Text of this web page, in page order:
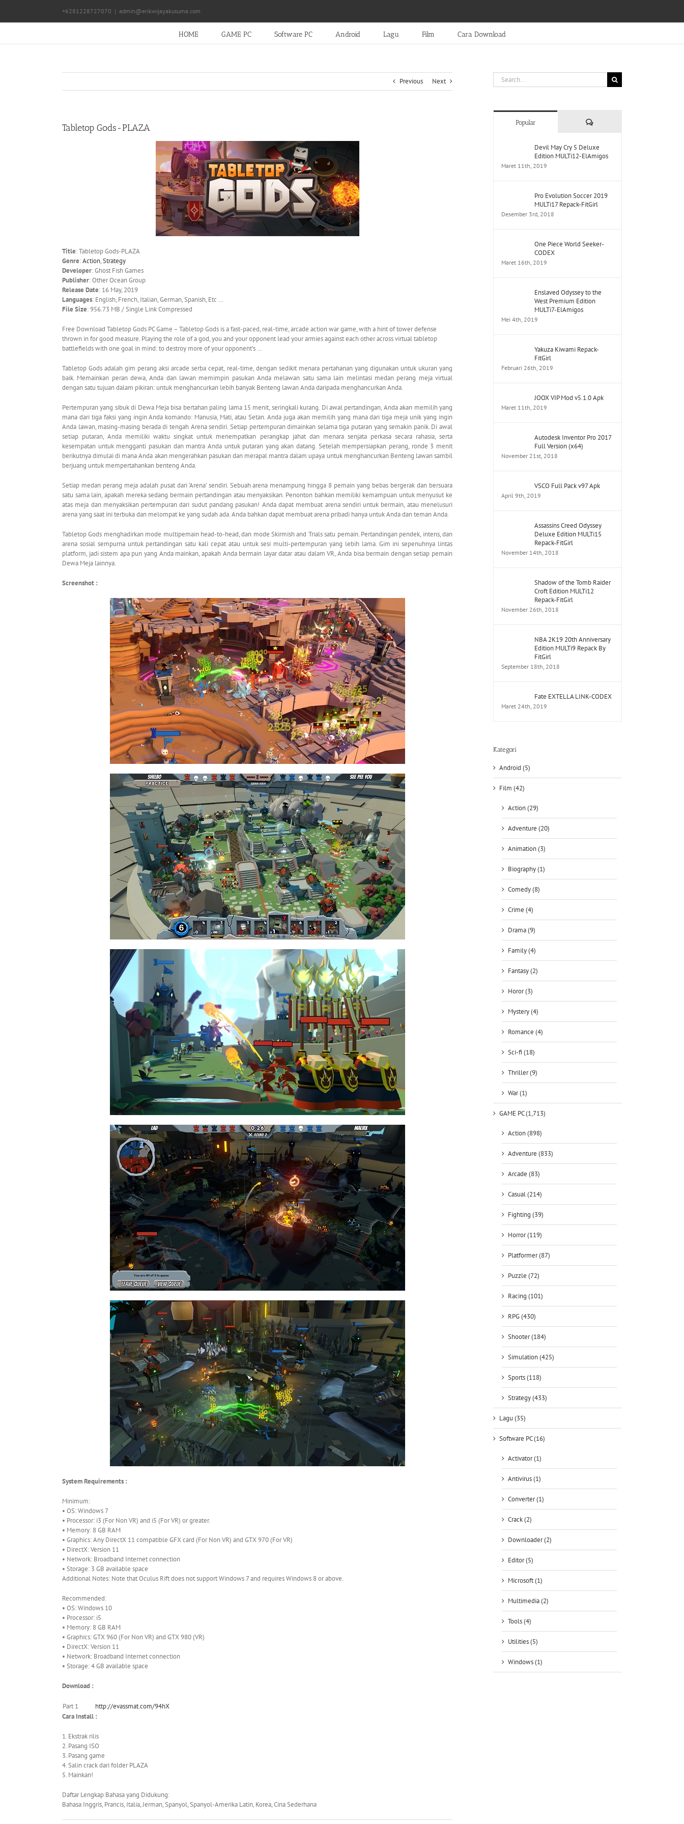
content
+6281228727070 | admin@erikwijayakusuma.com
HOME GAME PC Software PC Android Lagu Film Cara Download
Previous Next
Tabletop Gods-PLAZA
Title: Tabletop Gods-PLAZA
Genre:Action,Strategy
Developer: Ghost Fish Games
Publisher: Other Ocean Group
Release Date: 16 May, 2019
Languages: English, French, Italian, German, Spanish, Etc …
File Size: 956.73 MB / Single Link Compressed
Free Download Tabletop Gods PC Game – Tabletop Gods is a fast-paced, real-time, arcade action war game, with a hint of tower defense
thrown in for good measure. Playing the role of a god, you and your opponent lead your armies against each other across virtual tabletop
battlefields with one goal in mind: to destroy more of your opponent’s …
Tabletop Gods adalah gim perang aksi arcade serba cepat, real-time, dengan sedikit menara pertahanan yang digunakan untuk ukuran yang
baik. Memainkan peran dewa, Anda dan lawan memimpin pasukan Anda melawan satu sama lain melintasi medan perang meja virtual
dengan satu tujuan dalam pikiran: untuk menghancurkan lebih banyak Benteng lawan Anda daripada menghancurkan Anda.
Pertempuran yang sibuk di Dewa Meja bisa bertahan paling lama 15 menit, seringkali kurang. Di awal pertandingan, Anda akan memilih yang
mana dari tiga faksi yang ingin Anda komando: Manusia, Mati, atau Setan. Anda juga akan memilih yang mana dari tiga meja unik yang ingin
Anda lawan, masing-masing berada di tengah Arena sendiri. Setiap pertempuran dimainkan selama tiga putaran yang semakin panik. Di awal
setiap putaran, Anda memiliki waktu singkat untuk menempatkan perangkap jahat dan menara senjata perkasa secara rahasia, serta
kesempatan untuk mengganti pasukan dan mantra Anda untuk putaran yang akan datang. Setelah mempersiapkan perang, ronde 3 menit
berikutnya dimulai di mana Anda akan mengerahkan pasukan dan merapal mantra dalam upaya untuk menghancurkan Benteng lawan sambil
berjuang untuk mempertahankan benteng Anda.
Setiap medan perang meja adalah pusat dari ‘Arena’ sendiri. Sebuah arena menampung hingga 8 pemain yang bebas bergerak dan bersuara
satu sama lain, apakah mereka sedang bermain pertandingan atau menyaksikan. Penonton bahkan memiliki kemampuan untuk menyusut ke
atas meja dan menyaksikan pertempuran dari sudut pandang pasukan! Anda dapat membuat arena sendiri untuk bermain, atau menelusuri
arena yang saat ini terbuka dan melompat ke yang sudah ada. Anda bahkan dapat membuat arena pribadi hanya untuk Anda dan teman Anda.
Tabletop Gods menghadirkan mode multipemain head-to-head, dan mode Skirmish and Trials satu pemain. Pertandingan pendek, intens, dan
arena sosial sempurna untuk pertandingan satu kali cepat atau untuk sesi multi-pertempuran yang lebih lama. Gim ini sepenuhnya lintas
platform, jadi sistem apa pun yang Anda mainkan, apakah Anda bermain layar datar atau dalam VR, Anda bisa bermain dengan setiap pemain
Dewa Meja lainnya.
Screenshot :
System Requirements :
Minimum:
• OS: Windows 7
• Processor: i3 (For Non VR) and i5 (For VR) or greater.
• Memory: 8 GB RAM
• Graphics: Any DirectX 11 compatible GFX card (For Non VR) and GTX 970 (For VR)
• DirectX: Version 11
• Network: Broadband Internet connection
• Storage: 3 GB available space
Additional Notes: Note that Oculus Rift does not support Windows 7 and requires Windows 8 or above.
Recommended:
• OS: Windows 10
• Processor: i5
• Memory: 8 GB RAM
• Graphics: GTX 960 (For Non VR) and GTX 980 (VR)
• DirectX: Version 11
• Network: Broadband Internet connection
• Storage: 4 GB available space
Download :
Part 1
http://evassmat.com/94hX
Cara Install :
1. Ekstrak rilis
2. Pasang ISO
3. Pasang game
4. Salin crack dari folder PLAZA
5. Mainkan!
Daftar Lengkap Bahasa yang Didukung:
Bahasa Inggris, Prancis, Italia, Jerman, Spanyol, Spanyol-Amerika Latin, Korea, Cina Sederhana
Search
for:
Popular Comments
Devil May Cry 5 Deluxe
Edition MULTi12-ElAmigos
Maret 11th, 2019
Pro Evolution Soccer 2019
MULTi17 Repack-FitGirl
Desember 3rd, 2018
One Piece World Seeker-
CODEX
Maret 16th, 2019
Enslaved Odyssey to the
West Premium Edition
MULTi7-ElAmigos
Mei 4th, 2019
Yakuza Kiwami Repack-
FitGirl
Februari 26th, 2019
JOOX VIP Mod v5.1.0 Apk
Maret 11th, 2019
Autodesk Inventor Pro 2017
Full Version (x64)
November 21st, 2018
VSCO Full Pack v97 Apk
April 9th, 2019
Assassins Creed Odyssey
Deluxe Edition MULTi15
Repack-FitGirl
November 14th, 2018
Shadow of the Tomb Raider
Croft Edition MULTi12
Repack-FitGirl
November 26th, 2018
NBA 2K19 20th Anniversary
Edition MULTi9 Repack By
FitGirl
September 18th, 2018
Fate EXTELLA LINK-CODEX
Maret 24th, 2019
Kategori
Android (5)
Film (42)
Action (29)
Adventure (20)
Animation (3)
Biography (1)
Comedy (8)
Crime (4)
Drama (9)
Family (4)
Fantasy (2)
Horor (3)
Mystery (4)
Romance (4)
Sci-fi (18)
Thriller (9)
War (1)
GAME PC (1,713)
Action (898)
Adventure (833)
Arcade (83)
Casual (214)
Fighting (39)
Horror (119)
Platformer (87)
Puzzle (72)
Racing (101)
RPG (430)
Shooter (184)
Simulation (425)
Sports (118)
Strategy (433)
Lagu (35)
Software PC (16)
Activator (1)
Antivirus (1)
Converter (1)
Crack (2)
Downloader (2)
Editor (5)
Microsoft (1)
Multimedia (2)
Tools (4)
Utilities (5)
Windows (1)